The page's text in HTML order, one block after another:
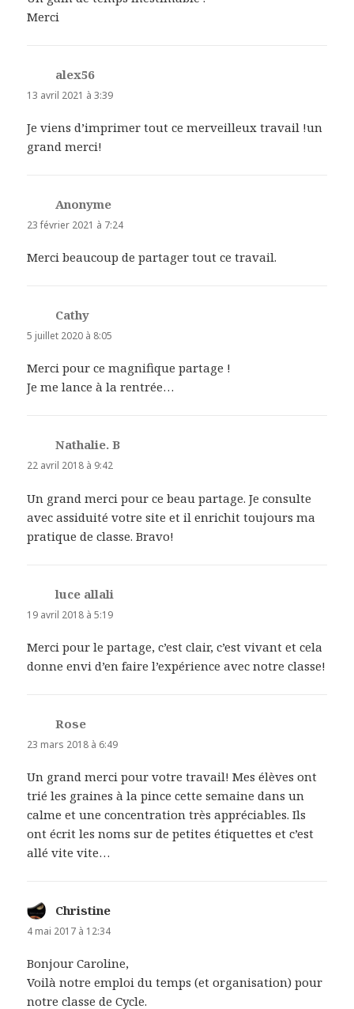
Merci
alex56dit :
13 avril 2021 à 3:39
Je viens d’imprimer tout ce merveilleux travail !un
grand merci!
Anonyme
23 février 2021 à 7:24
Merci beaucoup de partager tout ce travail.
Cathy
5 juillet 2020 à 8:05
Merci pour ce magnifique partage !
Je me lance à la rentrée…
Nathalie. B
22 avril 2018 à 9:42
Un grand merci pour ce beau partage. Je consulte
avec assiduité votre site et il enrichit toujours ma
pratique de classe. Bravo!
luce allali
19 avril 2018 à 5:19
Merci pour le partage, c’est clair, c’est vivant et cela
donne envi d’en faire l’expérience avec notre classe!
Rose
23 mars 2018 à 6:49
Un grand merci pour votre travail! Mes élèves ont
trié les graines à la pince cette semaine dans un
calme et une concentration très appréciables. Ils
ont écrit les noms sur de petites étiquettes et c’est
allé vite vite…
Christine
4 mai 2017 à 12:34
Bonjour Caroline,
Voilà notre emploi du temps (et organisation) pour
notre classe de Cycle.